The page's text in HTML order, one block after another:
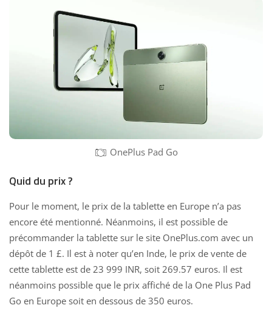
OnePlus Pad Go
Quid du prix ?
Pour le moment, le prix de la tablette en Europe n’a pas
encore été mentionné. Néanmoins, il est possible de
précommander la tablette sur le site OnePlus.com avec un
dépôt de 1 £. Il est à noter qu’en Inde, le prix de vente de
cette tablette est de 23 999 INR, soit 269.57 euros. Il est
néanmoins possible que le prix affiché de la One Plus Pad
Go en Europe soit en dessous de 350 euros.